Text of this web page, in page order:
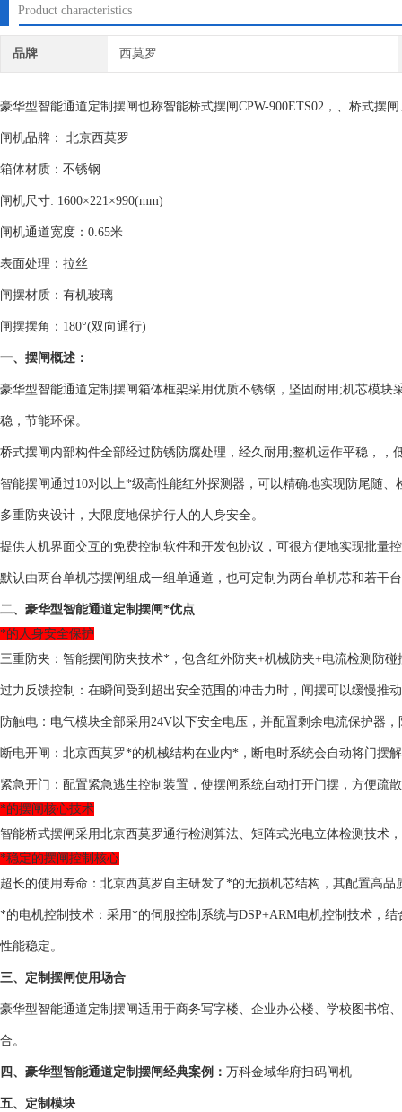
Product characteristics
品牌 西莫罗
豪华型智能通道定制摆闸也称智能桥式摆闸CPW-900ETS02，、桥式摆
闸机品牌： 北京西莫罗
箱体材质：不锈钢
闸机尺寸: 1600×221×990(mm)
闸机通道宽度：0.65米
表面处理：拉丝
闸摆材质：有机玻璃
闸摆摆角：180°(双向通行)
一、摆闸概述：
豪华型智能通道定制摆闸箱体框架采用优质不锈钢，坚固耐用;机芯模
稳，节能环保。
桥式摆闸内部构件全部经过防锈防腐处理，经久耐用;整机运作平稳，，
智能摆闸通过10对以上*级高性能红外探测器，可以精确地实现防尾随
多重防夹设计，大限度地保护行人的人身安全。
提供人机界面交互的免费控制软件和开发包协议，可很方便地实现批量
默认由两台单机芯摆闸组成一组单通道，也可定制为两台单机芯和若干
二、豪华型智能通道定制摆闸*优点
*的人身安全保护
三重防夹：智能摆闸防夹技术*，包含红外防夹+机械防夹+电流检测防
过力反馈控制：在瞬间受到超出安全范围的冲击力时，闸摆可以缓慢推
防触电：电气模块全部采用24V以下安全电压，并配置剩余电流保护器
断电开闸：北京西莫罗*的机械结构在业内*，断电时系统会自动将门摆
紧急开门：配置紧急逃生控制装置，使摆闸系统自动打开门摆，方便疏
*的摆闸核心技术
智能桥式摆闸采用北京西莫罗通行检测算法、矩阵式光电立体检测技术
*稳定的摆闸控制核心
超长的使用寿命：北京西莫罗自主研发了*的无损机芯结构，其配置高
*的电机控制技术：采用*的伺服控制系统与DSP+ARM电机控制技术，
性能稳定。
三、定制摆闸使用场合
豪华型智能通道定制摆闸适用于商务写字楼、企业办公楼、学校图书馆
合。
四、豪华型智能通道定制摆闸经典案例： 万科金域华府扫码闸机
五、定制模块